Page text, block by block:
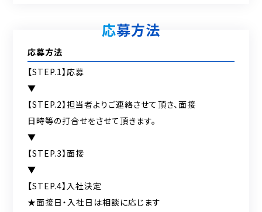
応募方法
応募方法
【STEP.1】応募
▼
【STEP.2】担当者よりご連絡させて頂き、面接
日時等の打合せをさせて頂きます。
▼
【STEP.3】面接
▼
【STEP.4】入社決定
★面接日・入社日は相談に応じます